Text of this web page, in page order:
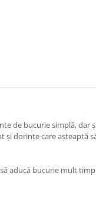
de bucurie simplă, dar
și dorințe care așteaptă
aducă bucurie mult